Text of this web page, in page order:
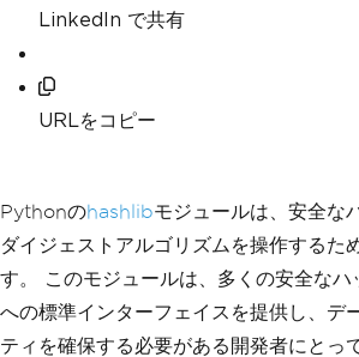
LinkedIn で共有
URLをコピー
Pythonのhashlibモジュールは、安全な
ダイジェストアルゴリズムを操作するた
す。 このモジュールは、多くの安全なハ
への標準インターフェイスを提供し、デ
ティを確保する必要がある開発者にとっ